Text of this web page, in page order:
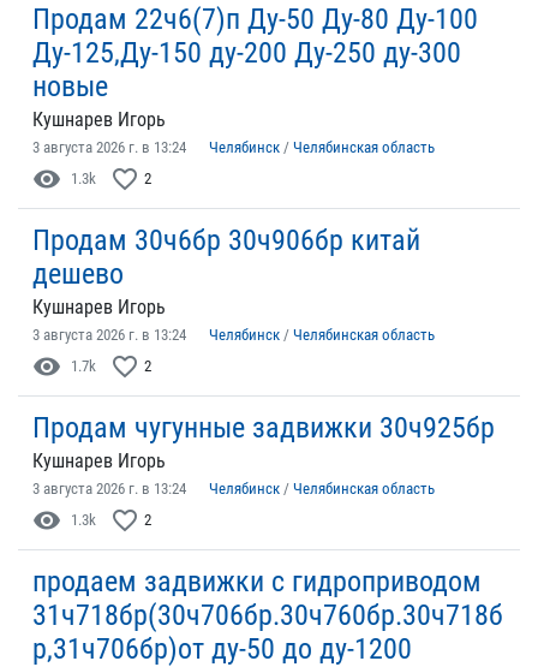
Продам 22ч6(7)п Ду-50 Ду-80 Ду-100
Ду-125,Ду-150 ду-200 Ду-250 ду-300
новые
Кушнарев Игорь
3 августа 2026 г. в 13:24 Челябинск / Челябинская область
visibility 1.3k favorite_border 2
Продам 30ч6бр 30ч906бр китай
дешево
Кушнарев Игорь
3 августа 2026 г. в 13:24 Челябинск / Челябинская область
visibility 1.7k favorite_border 2
Продам чугунные задвижки 30ч925бр
Кушнарев Игорь
3 августа 2026 г. в 13:24 Челябинск / Челябинская область
visibility 1.3k favorite_border 2
продаем задвижки с гидроприводом
31ч718бр(30ч706бр.30ч760бр.30ч718б
р,31ч706бр)от ду-50 до ду-1200